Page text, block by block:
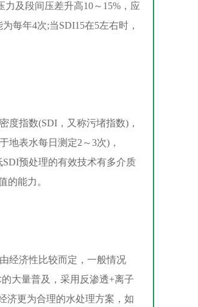
及段间压差升高10～15%，应
每年4次;当SDI15在5左右时，
指数(SDI，又称污堵指数)，
地表水每日测定2～3次)，
SDI预处理的有效技术有多介质
的能力。
经济性比较而定，一般情况
大量普及，采用反渗透+离子
济更为合理的水处理方案，如